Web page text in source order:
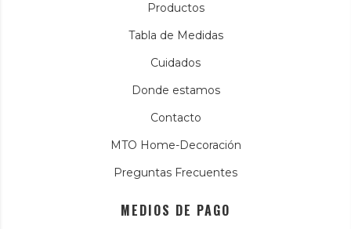
Productos
Tabla de Medidas
Cuidados
Donde estamos
Contacto
MTO Home-Decoración
Preguntas Frecuentes
MEDIOS DE PAGO